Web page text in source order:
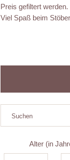
Preis gefiltert werden.
Viel Spaß beim
Alter (in